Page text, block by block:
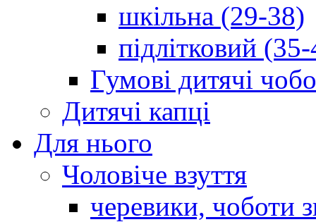
шкільна (29-38)
підлітковий
Гумові дитячі
Дитячі капці
Для нього
Чоловіче взуття
черевики, чоботи